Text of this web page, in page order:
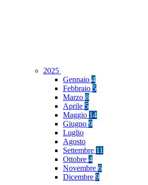
2025
Gennaio 4
Febbraio 5
Marzo 8
Aprile 5
Maggio 14
Giugno 9
Luglio
Agosto
Settembre 11
Ottobre 4
Novembre 6
Dicembre 9